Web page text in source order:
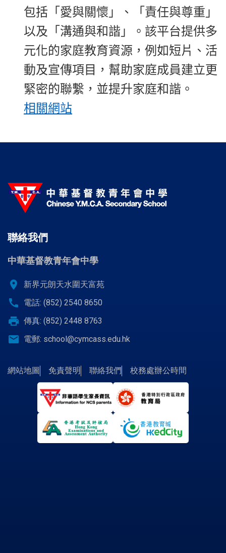
包括「愛與關懷」、「責任與尊重」
以及「溝通與和諧」。該平台提供多
元化的家庭教育資源，例如短片、活
動及宣傳項目，幫助家庭成員建立更
緊密的聯繫，並提升家庭和諧。
相關網站
聯絡我們
中華基督教青年會中學
location_on 新界元朗天水圍天富苑
call 電話: (852) 2540 8650
print 傳真: (852) 2448 8763
email 電郵: school@cymcass.edu.hk
網站地圖 免責聲明 聯絡我們 校務處辦公時間